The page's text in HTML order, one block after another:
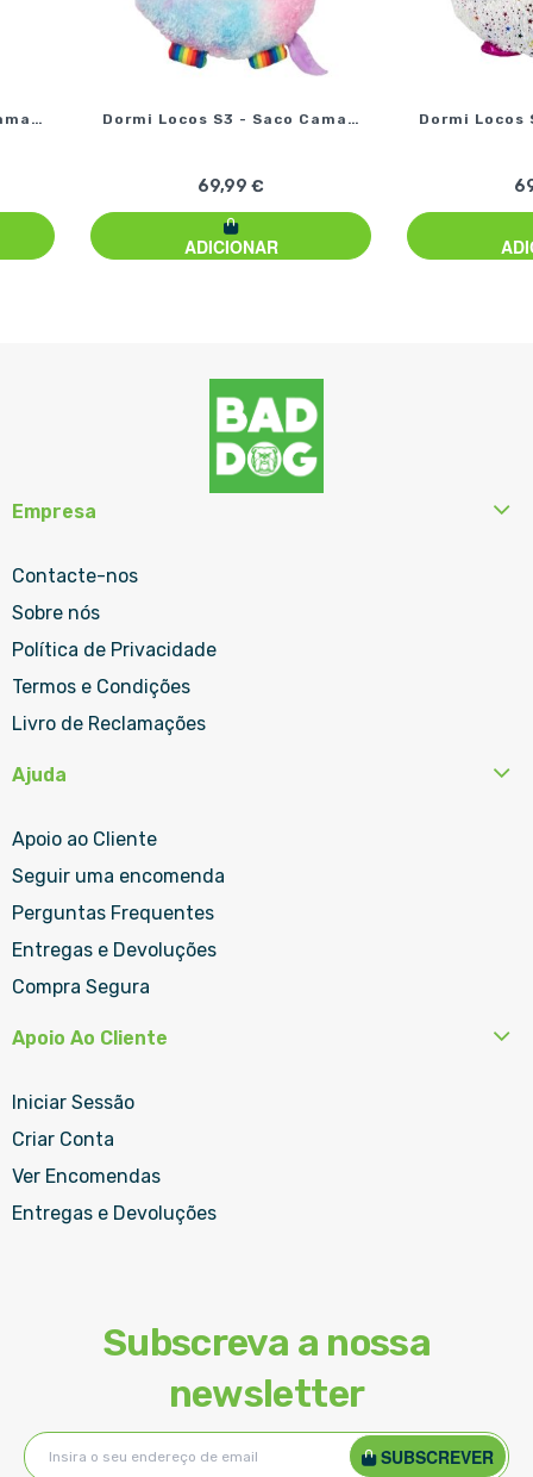
Dormi Locos S3 - Saco Cama…
69,99 €
ADICIONAR
Dormi Locos
Empresa
Contacte-nos
Sobre nós
Política de Privacidade
Termos e Condições
Livro de Reclamações
Ajuda
Apoio ao Cliente
Seguir uma encomenda
Perguntas Frequentes
Entregas e Devoluções
Compra Segura
Apoio Ao Cliente
Iniciar Sessão
Criar Conta
Ver Encomendas
Entregas e Devoluções
Subscreva a nossa
newsletter
Subscreva
a
SUBSCREVER